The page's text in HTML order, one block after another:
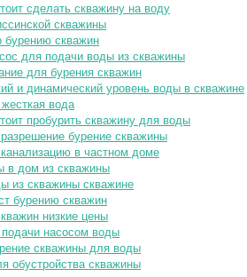
сделать скважину на воду
скважины
скважин
для подачи воды из скважины
для бурения скважин
и динамический уровень воды в скважине
вода
пробурить скважину для воды
бурение скважины
в частном доме
в дом из скважины
из скважины скважине
бурению скважин
низкие цены
насосом воды
скважины для воды
обустройства скважины